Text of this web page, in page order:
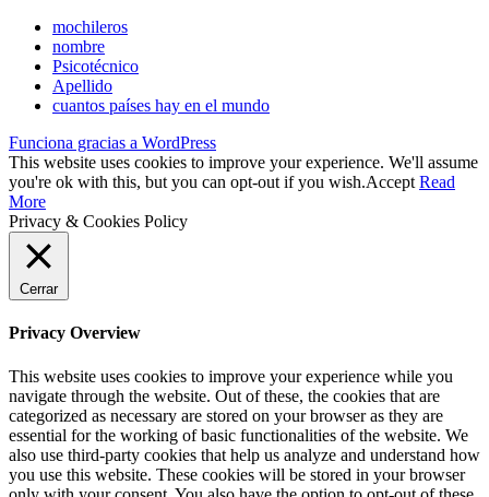
mochileros
nombre
Psicotécnico
Apellido
cuantos países hay en el mundo
Funciona gracias a WordPress
This website uses cookies to improve your experience. We'll assume
you're ok with this, but you can opt-out if you wish.Accept Read
More
Privacy & Cookies Policy
Cerrar
Privacy Overview
This website uses cookies to improve your experience while you
navigate through the website. Out of these, the cookies that are
categorized as necessary are stored on your browser as they are
essential for the working of basic functionalities of the website. We
also use third-party cookies that help us analyze and understand how
you use this website. These cookies will be stored in your browser